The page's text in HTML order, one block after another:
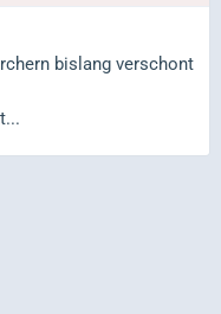
bislang verschont